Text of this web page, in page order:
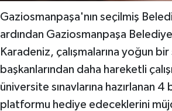
Gaziosmanpaşa'nın seçilmiş
ardından Gaziosmanpaşa
Karadeniz, çalışmalarına yoğun
başkanlarından daha hareketli
üniversite sınavlarına hazırlanan
platformu hediye edeceklerini